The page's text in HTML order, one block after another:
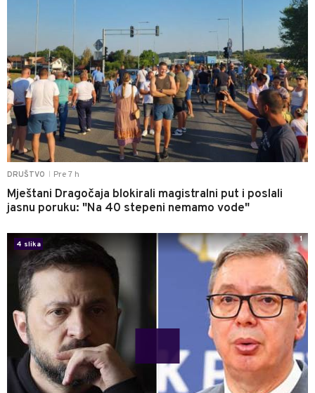
DRUŠTVO Pre 7 h
Mještani Dragočaja blokirali magistralni put i poslali
jasnu poruku: "Na 40 stepeni nemamo vode"
4 slika
1